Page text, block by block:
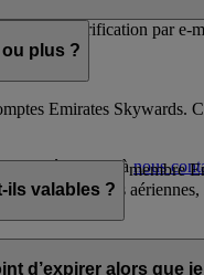
aucune vérification par e-
plus ?
Emirates
n’hésitez pas ànous
en tant que
les compagnies
ils valables ?
la date d’obtention.
d’expirer alors que